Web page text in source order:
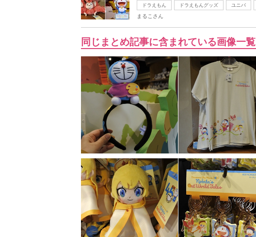
ドラえもん ドラえもんグッズ ユニバ
まるこさん
同じまとめ記事に含まれている画像一覧